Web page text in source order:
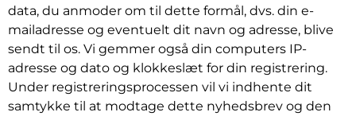
data, du anmoder om til dette formål, dvs. din e-
mailadresse og eventuelt dit navn og adresse, blive
sendt til os. Vi gemmer også din computers IP-
adresse og dato og klokkeslæt for din registrering.
Under registreringsprocessen vil vi indhente dit
samtykke til at modtage dette nyhedsbrev og den